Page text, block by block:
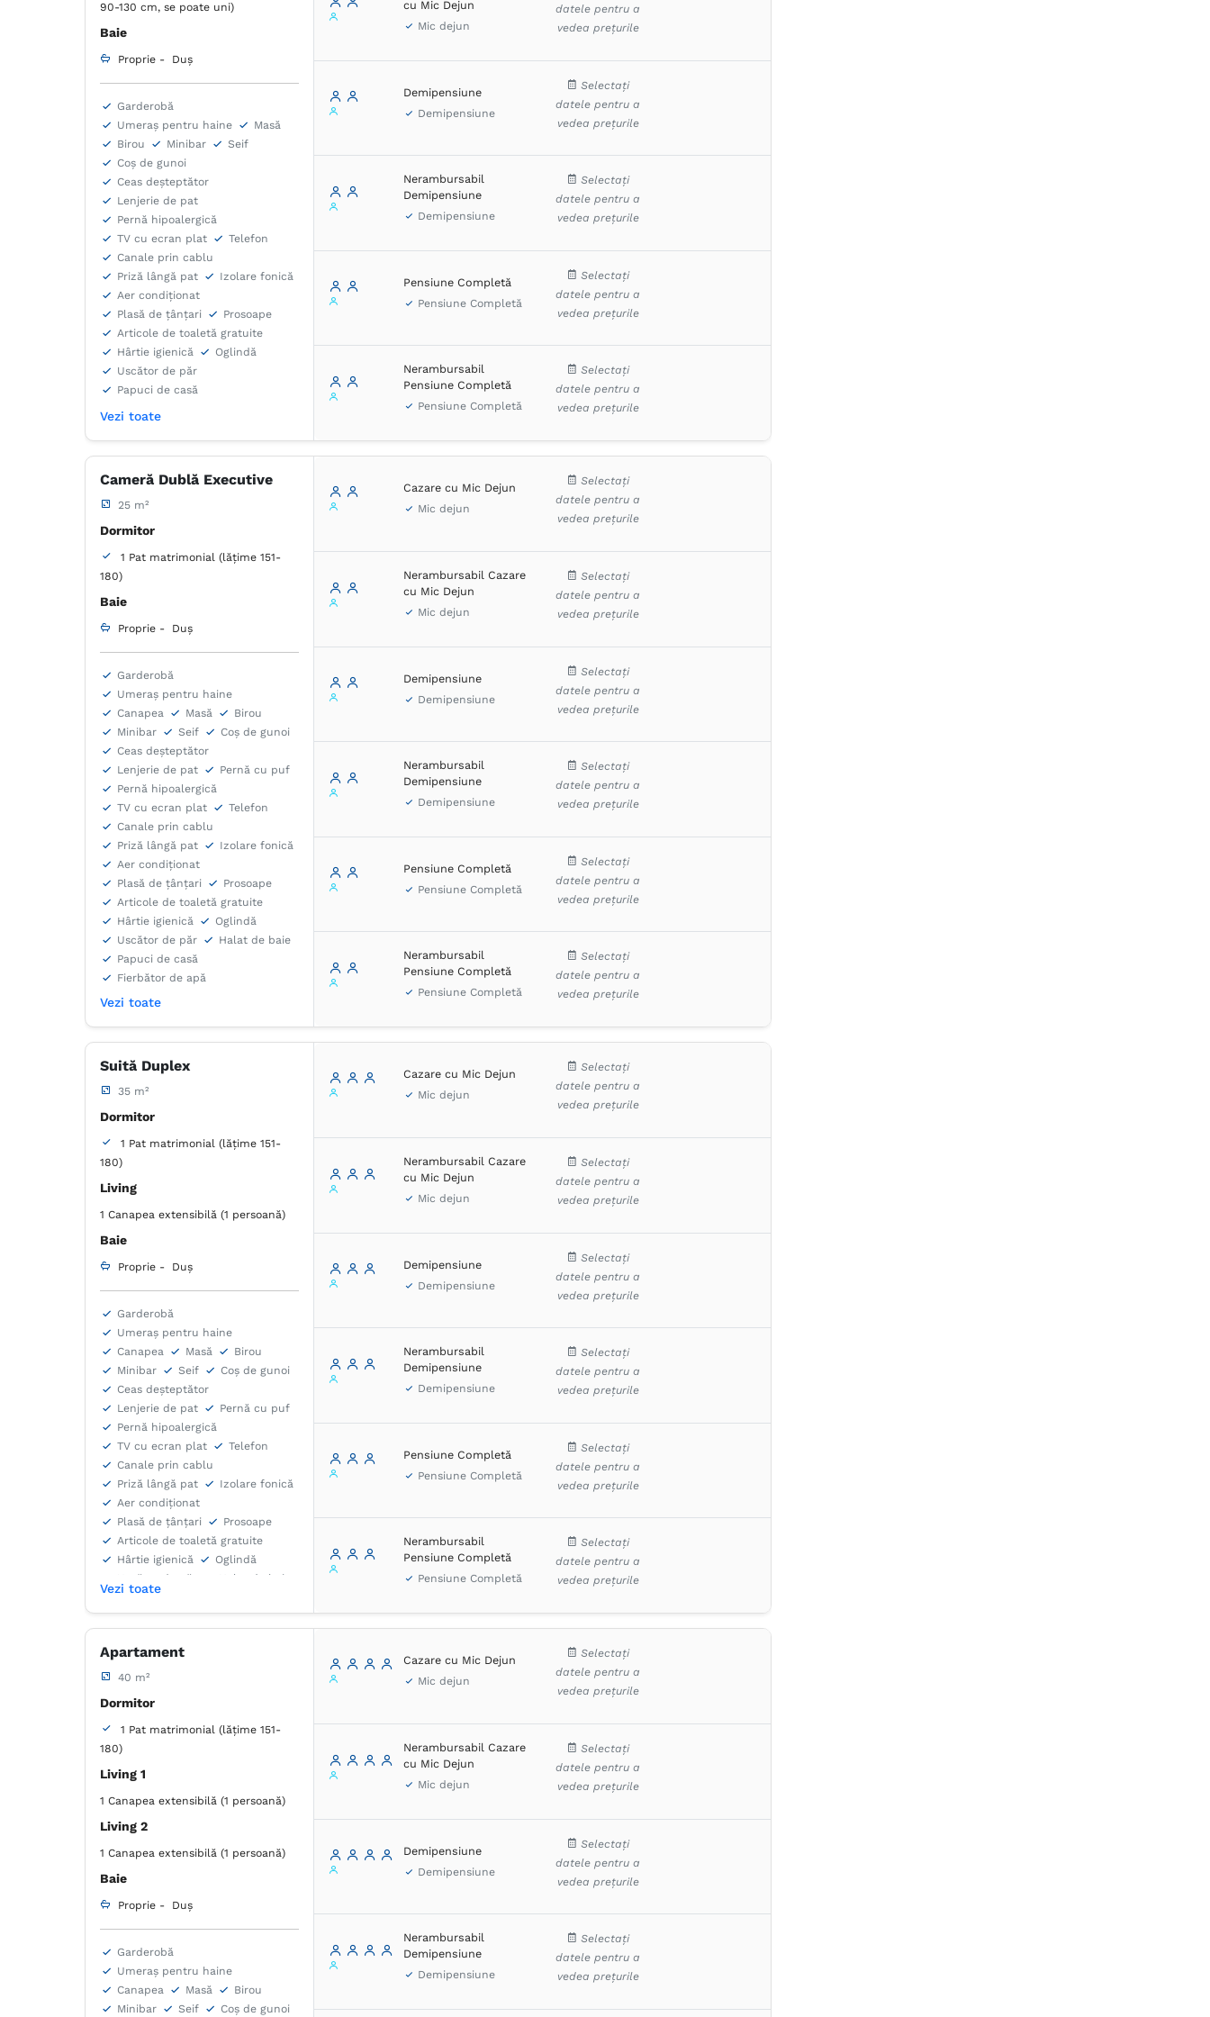
Esti gata sa deschizi poarta trecutului si sa ne treci pragul? Atunci buna sa-ti fie inima, ca a noastra-i omenoasa si la noi
simti ce inseamna cu adevarat acasa!
90-130 cm, se poate uni)
Baie
Proprie - Duș
Garderobă
Umeraș pentru haine
Masă
Birou
Minibar
Seif
Coș de gunoi
Ceas deșteptător
Lenjerie de pat
Pernă hipoalergică
TV cu ecran plat
Telefon
Canale prin cablu
Priză lângă pat
Izolare fonică
Aer condiţionat
Plasă de ţânţari
Prosoape
Articole de toaletă gratuite
Hârtie igienică
Oglindă
Uscător de păr
Papuci de casă
Vezi toate
cu Mic Dejun
Mic dejun
datele pentru a
vedea prețurile
Demipensiune
Demipensiune
Selectați
datele pentru a
vedea prețurile
Nerambursabil
Demipensiune
Demipensiune
Selectați
datele pentru a
vedea prețurile
Pensiune Completă
Pensiune Completă
Selectați
datele pentru a
vedea prețurile
Nerambursabil
Pensiune Completă
Pensiune Completă
Selectați
datele pentru a
vedea prețurile
Cameră Dublă Executive
25 m²
Dormitor
1 Pat matrimonial (lățime 151-
180)
Baie
Proprie - Duș
Garderobă
Umeraș pentru haine
Canapea
Masă
Birou
Minibar
Seif
Coș de gunoi
Ceas deșteptător
Lenjerie de pat
Pernă cu puf
Pernă hipoalergică
TV cu ecran plat
Telefon
Canale prin cablu
Priză lângă pat
Izolare fonică
Aer condiţionat
Plasă de ţânţari
Prosoape
Articole de toaletă gratuite
Hârtie igienică
Oglindă
Uscător de păr
Halat de baie
Papuci de casă
Fierbător de apă
Vezi toate
Cazare cu Mic Dejun
Mic dejun
Selectați
datele pentru a
vedea prețurile
Nerambursabil Cazare
cu Mic Dejun
Mic dejun
Selectați
datele pentru a
vedea prețurile
Demipensiune
Demipensiune
Selectați
datele pentru a
vedea prețurile
Nerambursabil
Demipensiune
Demipensiune
Selectați
datele pentru a
vedea prețurile
Pensiune Completă
Pensiune Completă
Selectați
datele pentru a
vedea prețurile
Nerambursabil
Pensiune Completă
Pensiune Completă
Selectați
datele pentru a
vedea prețurile
Suită Duplex
35 m²
Dormitor
1 Pat matrimonial (lățime 151-
180)
Living
1 Canapea extensibilă (1 persoană)
Baie
Proprie - Duș
Garderobă
Umeraș pentru haine
Canapea
Masă
Birou
Minibar
Seif
Coș de gunoi
Ceas deșteptător
Lenjerie de pat
Pernă cu puf
Pernă hipoalergică
TV cu ecran plat
Telefon
Canale prin cablu
Priză lângă pat
Izolare fonică
Aer condiţionat
Plasă de ţânţari
Prosoape
Articole de toaletă gratuite
Hârtie igienică
Oglindă
Uscător de păr
Halat de baie
Papuci de casă
Toaletă suplimentară
Vezi toate
Cazare cu Mic Dejun
Mic dejun
Selectați
datele pentru a
vedea prețurile
Nerambursabil Cazare
cu Mic Dejun
Mic dejun
Selectați
datele pentru a
vedea prețurile
Demipensiune
Demipensiune
Selectați
datele pentru a
vedea prețurile
Nerambursabil
Demipensiune
Demipensiune
Selectați
datele pentru a
vedea prețurile
Pensiune Completă
Pensiune Completă
Selectați
datele pentru a
vedea prețurile
Nerambursabil
Pensiune Completă
Pensiune Completă
Selectați
datele pentru a
vedea prețurile
Apartament
40 m²
Dormitor
1 Pat matrimonial (lățime 151-
180)
Living 1
1 Canapea extensibilă (1 persoană)
Living 2
1 Canapea extensibilă (1 persoană)
Baie
Proprie - Duș
Garderobă
Umeraș pentru haine
Canapea
Masă
Birou
Minibar
Seif Coș de gunoi
Cazare cu Mic Dejun
Mic dejun
Selectați
datele pentru a
vedea prețurile
Nerambursabil Cazare
cu Mic Dejun
Mic dejun
Selectați
datele pentru a
vedea prețurile
Demipensiune
Demipensiune
Selectați
datele pentru a
vedea prețurile
Nerambursabil
Demipensiune
Demipensiune
Selectați
datele pentru a
vedea prețurile